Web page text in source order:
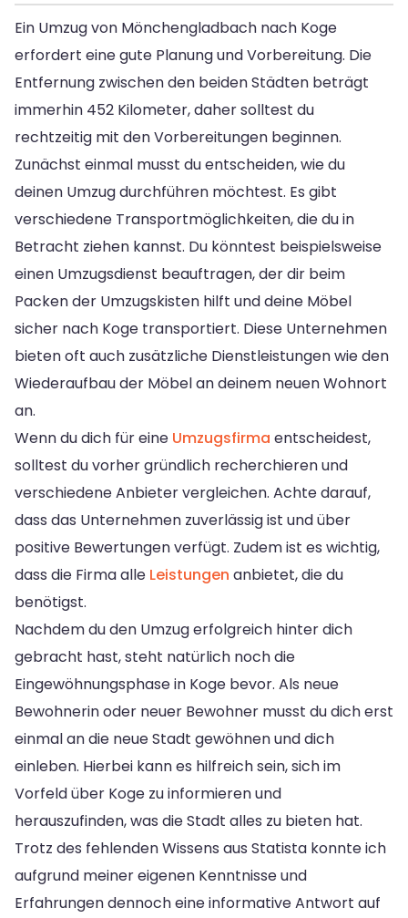
Ein Umzug von Mönchengladbach nach Koge
erfordert eine gute Planung und Vorbereitung. Die
Entfernung zwischen den beiden Städten beträgt
immerhin 452 Kilometer, daher solltest du
rechtzeitig mit den Vorbereitungen beginnen.
Zunächst einmal musst du entscheiden, wie du
deinen Umzug durchführen möchtest. Es gibt
verschiedene Transportmöglichkeiten, die du in
Betracht ziehen kannst. Du könntest beispielsweise
einen Umzugsdienst beauftragen, der dir beim
Packen der Umzugskisten hilft und deine Möbel
sicher nach Koge transportiert. Diese Unternehmen
bieten oft auch zusätzliche Dienstleistungen wie den
Wiederaufbau der Möbel an deinem neuen Wohnort
an.
Wenn du dich für eine Umzugsfirma entscheidest,
solltest du vorher gründlich recherchieren und
verschiedene Anbieter vergleichen. Achte darauf,
dass das Unternehmen zuverlässig ist und über
positive Bewertungen verfügt. Zudem ist es wichtig,
dass die Firma alle Leistungen anbietet, die du
benötigst.
Nachdem du den Umzug erfolgreich hinter dich
gebracht hast, steht natürlich noch die
Eingewöhnungsphase in Koge bevor. Als neue
Bewohnerin oder neuer Bewohner musst du dich erst
einmal an die neue Stadt gewöhnen und dich
einleben. Hierbei kann es hilfreich sein, sich im
Vorfeld über Koge zu informieren und
herauszufinden, was die Stadt alles zu bieten hat.
Trotz des fehlenden Wissens aus Statista konnte ich
aufgrund meiner eigenen Kenntnisse und
Erfahrungen dennoch eine informative Antwort auf